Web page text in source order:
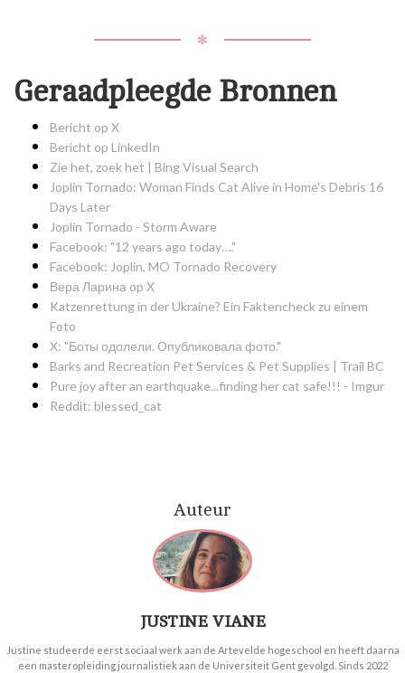
✻
Geraadpleegde Bronnen
Bericht op X
Bericht op LinkedIn
Zie het, zoek het | Bing Visual Search
Joplin Tornado: Woman Finds Cat Alive in Home's Debris 16
Days Later
Joplin Tornado - Storm Aware
Facebook: "12 years ago today…."
Facebook: Joplin, MO Tornado Recovery
Вера Ларина op X
Katzenrettung in der Ukraine? Ein Faktencheck zu einem
Foto
X: "Боты одолели. Опубликовала фото."
Barks and Recreation Pet Services & Pet Supplies | Trail BC
Pure joy after an earthquake...finding her cat safe!!! - Imgur
Reddit: blessed_cat
Auteur
JUSTINE VIANE
Justine studeerde eerst sociaal werk aan de Artevelde hogeschool en heeft daarna
een masteropleiding journalistiek aan de Universiteit Gent gevolgd. Sinds 2022